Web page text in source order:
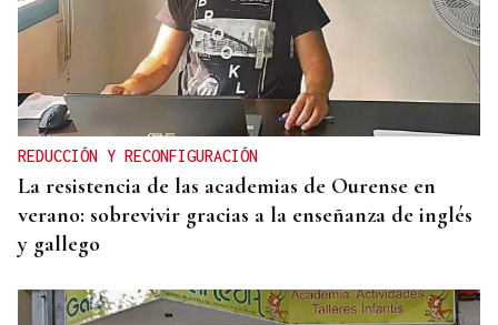
ENTREVISTA
Jorge Vázquez: "Nuestro objetivo a 2028 es crecer
creando valor para el accionista y para el equipo
que lo hace posible"
REDUCCIÓN Y RECONFIGURACIÓN
La resistencia de las academias de Ourense en
verano: sobrevivir gracias a la enseñanza de inglés
y gallego